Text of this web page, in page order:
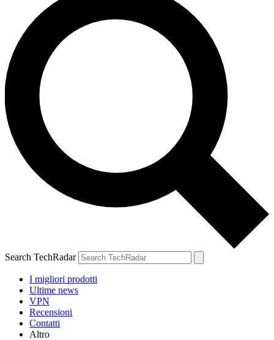
Search TechRadar
I migliori prodotti
Ultime news
VPN
Recensioni
Contatti
Altro